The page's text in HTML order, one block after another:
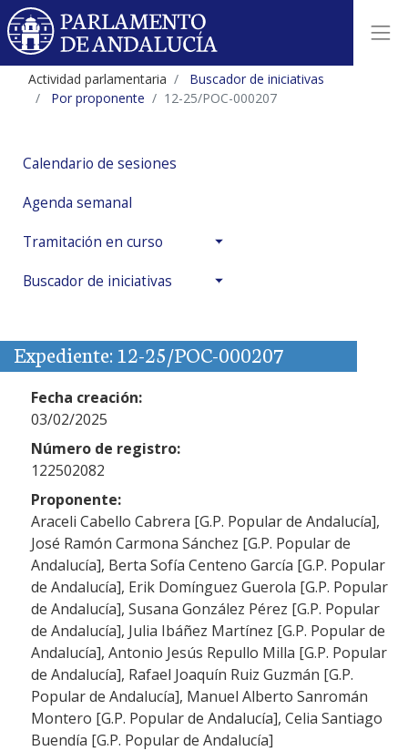
Actividad parlamentaria
Buscador de iniciativas
Por proponente
12-25/POC-000207
Calendario de sesiones
Agenda semanal
Tramitación en curso
Buscador de iniciativas
Expediente: 12-25/POC-000207
Fecha creación:
03/02/2025
Número de registro:
122502082
Proponente:
Araceli Cabello Cabrera [G.P. Popular de Andalucía],
José Ramón Carmona Sánchez [G.P. Popular de
Andalucía], Berta Sofía Centeno García [G.P. Popular
de Andalucía], Erik Domínguez Guerola [G.P. Popular
de Andalucía], Susana González Pérez [G.P. Popular
de Andalucía], Julia Ibáñez Martínez [G.P. Popular de
Andalucía], Antonio Jesús Repullo Milla [G.P. Popular
de Andalucía], Rafael Joaquín Ruiz Guzmán [G.P.
Popular de Andalucía], Manuel Alberto Sanromán
Montero [G.P. Popular de Andalucía], Celia Santiago
Buendía [G.P. Popular de Andalucía]